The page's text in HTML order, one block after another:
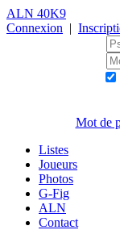
ALN 40K9
Connexion |
Mot de
Listes
Joueurs
Photos
G-Fig
ALN
Contact